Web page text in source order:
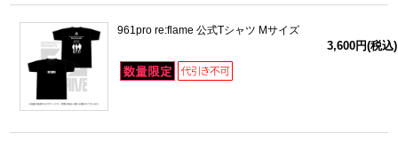
961pro re:flame 公式Tシャツ Mサイズ
3,600円(税込)